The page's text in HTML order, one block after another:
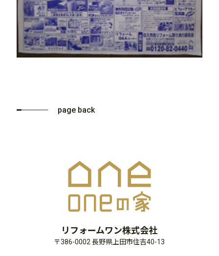
page back
リフォームワン株式会社
〒386-0002 長野県上田市住吉40-13